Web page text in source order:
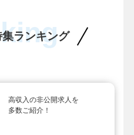
ランキング
高収入の非公開求人を
多数ご紹介！